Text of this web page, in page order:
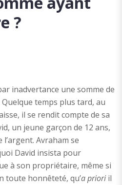
?
inadvertance une somme de
temps plus tard, au
il se rendit compte de sa
un jeune garçon de 12 ans,
Avraham se
David insista pour
à son propriétaire, même si
toute honnêteté, qu’a priori il